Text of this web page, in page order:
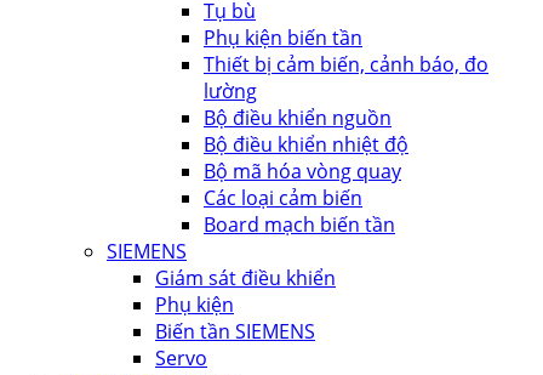
Tụ bù
Phụ kiện biến tần
Thiết bị cảm biến, cảnh báo, đo
lường
Bộ điều khiển nguồn
Bộ điều khiển nhiệt độ
Bộ mã hóa vòng quay
Các loại cảm biến
Board mạch biến tần
SIEMENS
Giám sát điều khiển
Phụ kiện
Biến tần SIEMENS
Servo